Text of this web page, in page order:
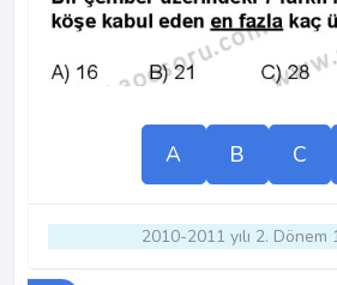
A B C
2010-2011 yılı 2. Dönem